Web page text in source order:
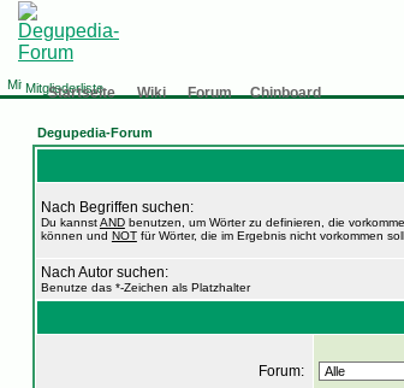
Mitgliederliste
Startseite Wiki Forum Chinboard
Degupedia-Forum
Nach Begriffen suchen:
Du kannstANDbenutzen, um Wörter zu definieren, die
können und NOTfür Wörter, die im Ergebnis nicht vorkommen
Nach Autor suchen:
Benutze das *-Zeichen als Platzhalter
Forum: